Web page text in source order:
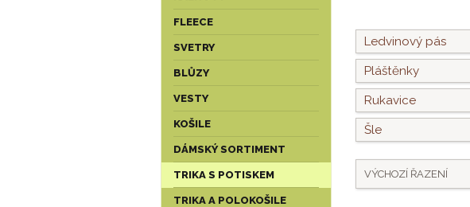
FLEECE
SVETRY
BLŮZY
VESTY
KOŠILE
DÁMSKÝ SORTIMENT
TRIKA S POTISKEM
TRIKA A POLOKOŠILE
Ledvinový pás
Pláštěnky
Rukavice
Šle
VÝCHOZÍ ŘAZENÍ